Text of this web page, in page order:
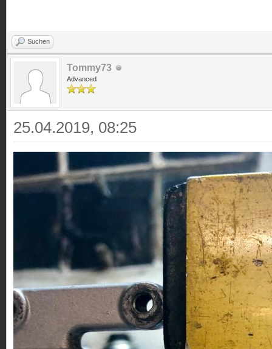
Suchen
Tommy73
Advanced
25.04.2019, 08:25